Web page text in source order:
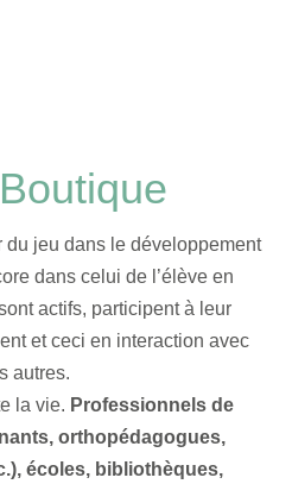
du jeu dans le développement
dans celui de l’élève en
actifs, participent à leur
et ceci en interaction avec
autres.
la vie. Professionnels de
orthopédagogues,
écoles, bibliothèques,